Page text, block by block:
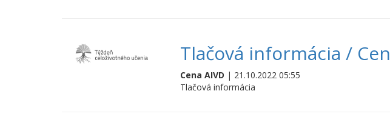
Tlačová informácia /
Cena AIVD | 21.10.2022 05:55
Tlačová informácia